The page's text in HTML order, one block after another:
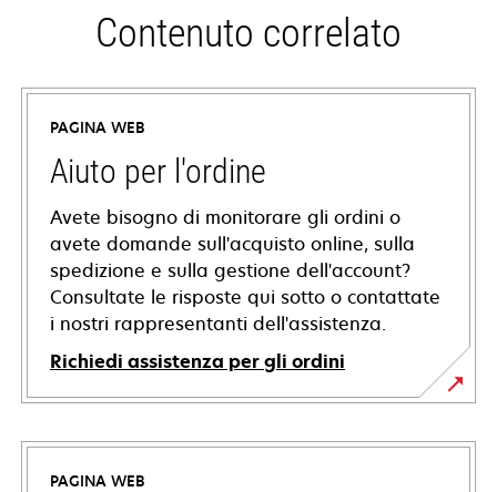
Contenuto correlato
PAGINA WEB
Aiuto per l'ordine
Avete bisogno di monitorare gli ordini o
avete domande sull'acquisto online, sulla
spedizione e sulla gestione dell'account?
Consultate le risposte qui sotto o contattate
i nostri rappresentanti dell'assistenza.
Richiedi assistenza per gli ordini
PAGINA WEB